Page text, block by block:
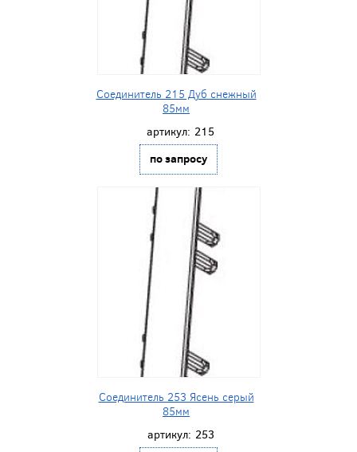
Соединитель 215 Дуб снежный
85мм
артикул: 215
по запросу
Соединитель 253 Ясень серый
85мм
артикул: 253